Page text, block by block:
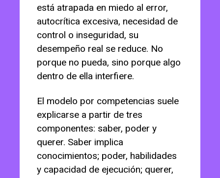
está atrapada en miedo al error,
autocrítica excesiva, necesidad de
control o inseguridad, su
desempeño real se reduce. No
porque no pueda, sino porque algo
dentro de ella interfiere.
El modelo por competencias suele
explicarse a partir de tres
componentes: saber, poder y
querer. Saber implica
conocimientos; poder, habilidades
y capacidad de ejecución; querer,